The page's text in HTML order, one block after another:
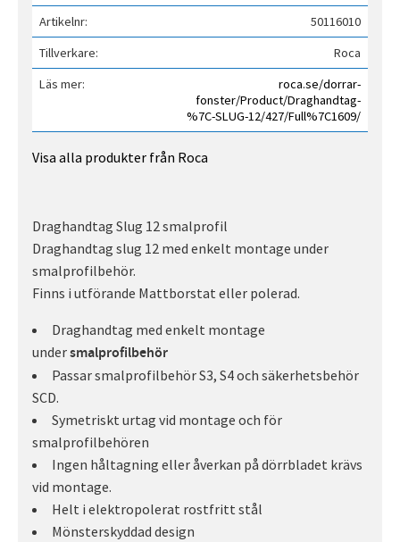
Artikelnr
50116010
Tillverkare
Roca
Läs mer
roca.se/dorrar-
fonster/Product/Draghandtag-
%7C-SLUG-12/427/Full%7C1609/
Visa alla produkter från Roca
Draghandtag Slug 12 smalprofil
Draghandtag slug 12 med enkelt montage under
smalprofilbehör.
Finns i utförande Mattborstat eller polerad.
Draghandtag med enkelt montage
undersmalprofilbehör
Passar smalprofilbehör S3, S4 och säkerhetsbehör
SCD.
Symetriskt urtag vid montage och för
smalprofilbehören
Ingen håltagning eller åverkan på dörrbladet krävs
vid montage.
Helt i elektropolerat rostfritt stål
Mönsterskyddad design